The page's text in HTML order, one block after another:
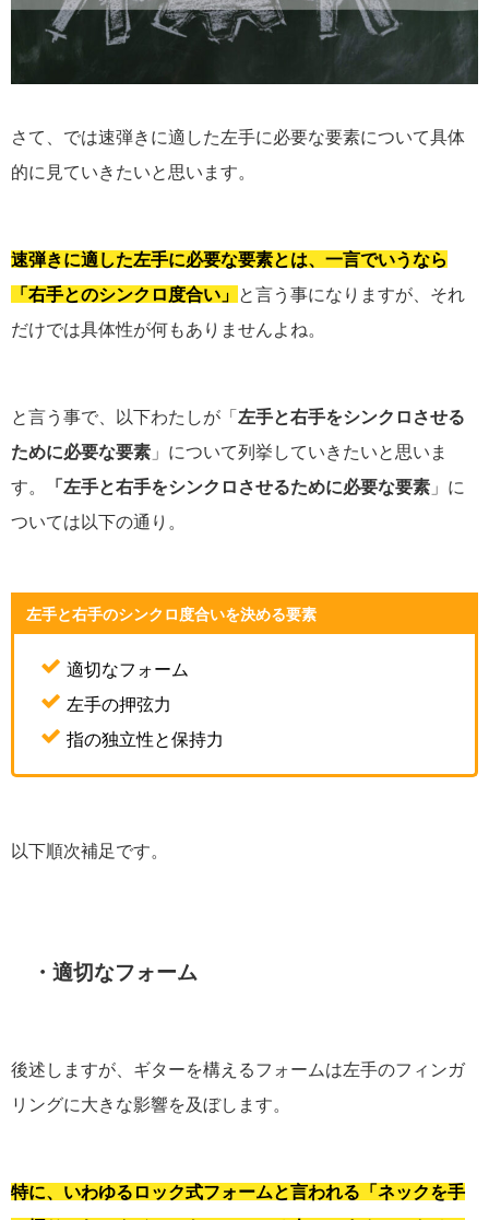
さて、では速弾きに適した左手に必要な要素について具体
的に見ていきたいと思います。
速弾きに適した左手に必要な要素とは、一言でいうなら
「右手とのシンクロ度合い」
と言う事になりますが、それ
だけでは具体性が何もありませんよね。
と言う事で、以下わたしが「 左手と右手をシンクロさせる
ために必要な要素 」について列挙していきたいと思いま
す。
「左手と右手をシンクロさせるために必要な要素 」に
ついては以下の通り。
左手と右手のシンクロ度合いを決める要素
適切なフォーム
左手の押弦力
指の独立性と保持力
以下順次補足です。
・適切なフォーム
後述しますが、ギターを構えるフォームは左手のフィンガ
リングに大きな影響を及ぼします。
特に、いわゆるロック式フォームと言われる「ネックを手